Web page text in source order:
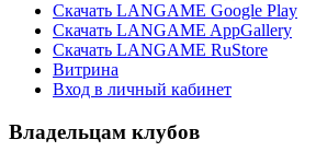
Скачать LANGAME Google Play
Скачать LANGAME AppGallery
Скачать LANGAME RuStore
Витрина
Вход в личный кабинет
Владельцам клубов